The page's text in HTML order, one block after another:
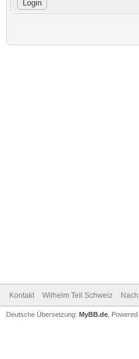
Kontakt Wilhelm Tell Schweiz
Deutsche Übersetzung: MyBB.de ,